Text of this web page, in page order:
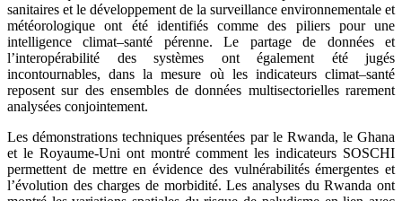
sanitaires et le développement de la surveillance environnementale et
météorologique ont été identifiés comme des piliers pour une
intelligence climat–santé pérenne. Le partage de données et
l’interopérabilité des systèmes ont également été jugés
incontournables, dans la mesure où les indicateurs climat–santé
reposent sur des ensembles de données multisectorielles rarement
analysées conjointement.
Les démonstrations techniques présentées par le Rwanda, le Ghana
et le Royaume-Uni ont montré comment les indicateurs SOSCHI
permettent de mettre en évidence des vulnérabilités émergentes et
l’évolution des charges de morbidité. Les analyses du Rwanda ont